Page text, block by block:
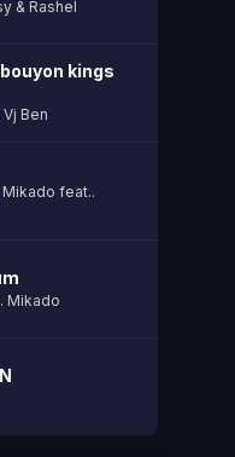
& Rashel
kings
Ben
Mikado feat..
Mikado